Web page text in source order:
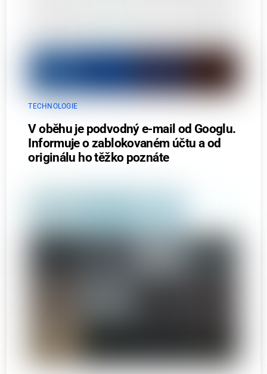
TECHNOLOGIE
V oběhu je podvodný e-mail od Googlu.
Informuje o zablokovaném účtu a od
originálu ho těžko poznáte